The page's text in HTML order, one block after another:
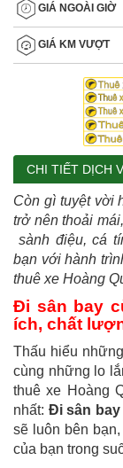
GIÁ NGOÀI GIỜ
GIÁ KM VƯỢT
CHI TIẾT DỊCH
Còn gì tuyệt vời
trở nên thoải
sành điệu, cá
bạn với hành
thuê xe Hoàng
Đi sân bay
ích, chất
Thấu hiểu
cùng những lo
thuê xe Hoàng
nhất: Đi sân
sẽ luôn bên
của bạn trong